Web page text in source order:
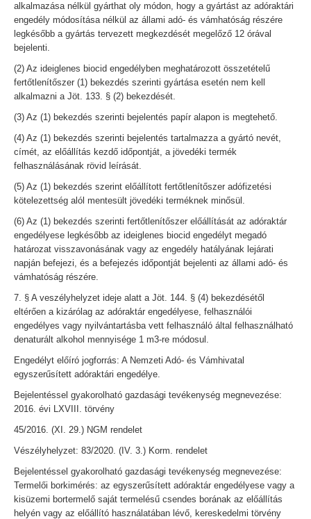
alkalmazása nélkül gyárthat oly módon, hogy a gyártást az adóraktári
engedély módosítása nélkül az állami adó- és vámhatóság részére
legkésőbb a gyártás tervezett megkezdését megelőző 12 órával
bejelenti.
(2) Az ideiglenes biocid engedélyben meghatározott összetételű
fertőtlenítőszer (1) bekezdés szerinti gyártása esetén nem kell
alkalmazni a Jöt. 133. § (2) bekezdését.
(3) Az (1) bekezdés szerinti bejelentés papír alapon is megtehető.
(4) Az (1) bekezdés szerinti bejelentés tartalmazza a gyártó nevét,
címét, az előállítás kezdő időpontját, a jövedéki termék
felhasználásának rövid leírását.
(5) Az (1) bekezdés szerint előállított fertőtlenítőszer adófizetési
kötelezettség alól mentesült jövedéki terméknek minősül.
(6) Az (1) bekezdés szerinti fertőtlenítőszer előállítását az adóraktár
engedélyese legkésőbb az ideiglenes biocid engedélyt megadó
határozat visszavonásának vagy az engedély hatályának lejárati
napján befejezi, és a befejezés időpontját bejelenti az állami adó- és
vámhatóság részére.
7. § A veszélyhelyzet ideje alatt a Jöt. 144. § (4) bekezdésétől
eltérően a kizárólag az adóraktár engedélyese, felhasználói
engedélyes vagy nyilvántartásba vett felhasználó által felhasználható
denaturált alkohol mennyisége 1 m3-re módosul.
Engedélyt előíró jogforrás: A Nemzeti Adó- és Vámhivatal
egyszerűsített adóraktári engedélye.
Bejelentéssel gyakorolható gazdasági tevékenység megnevezése:
2016. évi LXVIII. törvény
45/2016. (XI. 29.) NGM rendelet
Vészélyhelyzet: 83/2020. (IV. 3.) Korm. rendelet
Bejelentéssel gyakorolható gazdasági tevékenység megnevezése:
Termelői borkimérés: az egyszerűsített adóraktár engedélyese vagy a
kisüzemi bortermelő saját termelésű csendes borának az előállítás
helyén vagy az előállító használatában lévő, kereskedelmi törvény